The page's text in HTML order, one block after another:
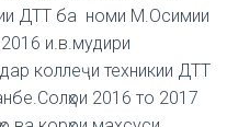
ДТТ ба номи М.Осимии
и.в.мудири
коллеҷи техникии ДТТ
2016 то 2017